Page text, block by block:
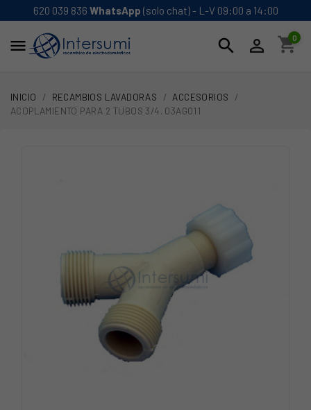
620 039 836 WhatsApp (solo chat) - L-V 09:00 a 14:00
 search  shopping_cart
0
INICIO RECAMBIOS LAVADORAS
ACCESORIOS
ACOPLAMIENTO PARA 2 TUBOS 3/4. 03AG011